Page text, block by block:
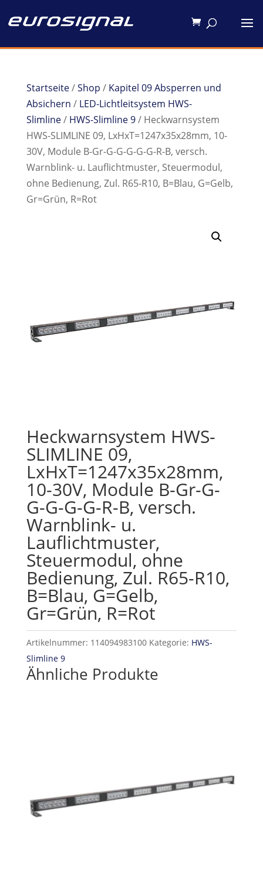
Startseite/Shop / Kapitel 09 Absperren und
Absichern / LED-Lichtleitsystem HWS-
Slimline/ HWS-Slimline 9/ Heckwarnsystem
HWS-SLIMLINE 09, LxHxT=1247x35x28mm, 10-
30V, Module B-Gr-G-G-G-G-G-R-B, versch.
Warnblink- u. Lauflichtmuster, Steuermodul,
ohne Bedienung, Zul. R65-R10, B=Blau, G=Gelb,
Gr=Grün, R=Rot
Heckwarnsystem HWS-
SLIMLINE 09,
LxHxT=1247x35x28mm,
10-30V, Module B-Gr-G-
G-G-G-G-R-B, versch.
Warnblink- u.
Lauflichtmuster,
Steuermodul, ohne
Bedienung, Zul. R65-R10,
B=Blau, G=Gelb,
Gr=Grün, R=Rot
Artikelnummer: 114094983100 Kategorie: HWS-
Slimline 9
Ähnliche Produkte